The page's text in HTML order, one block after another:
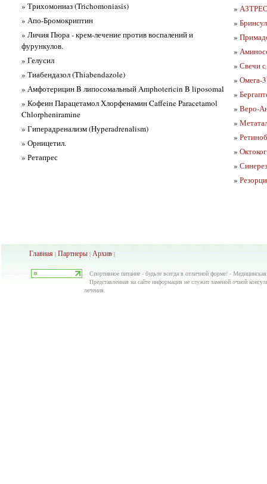
» Трихомониаз (Trichomoniasis)
» Апо-Бромокриптин
» Личия Пюра - крем-лечение против воспалений и
фурункулов.
» Гелусил
» Тиабендазол (Thiabendazole)
» Амфотерицин B липосомальный Amphotericin B liposomal
» Кофеин Парацетамол Хлорфенамин Caffeine Paracetamol
Chlorpheniramine
» Гиперадренализм (Hyperadrenalism)
» Орницетил.
» Ретапрес
»
»
»
»
» Свечи
» Омега-
»
» Веро-
»
»
»
»
»
Главная | Партнеры | Архив |
Спортивное питание - будьте всегда в отличной форме! -
Представленная на сайте информация не служит заменой очной
лечения.